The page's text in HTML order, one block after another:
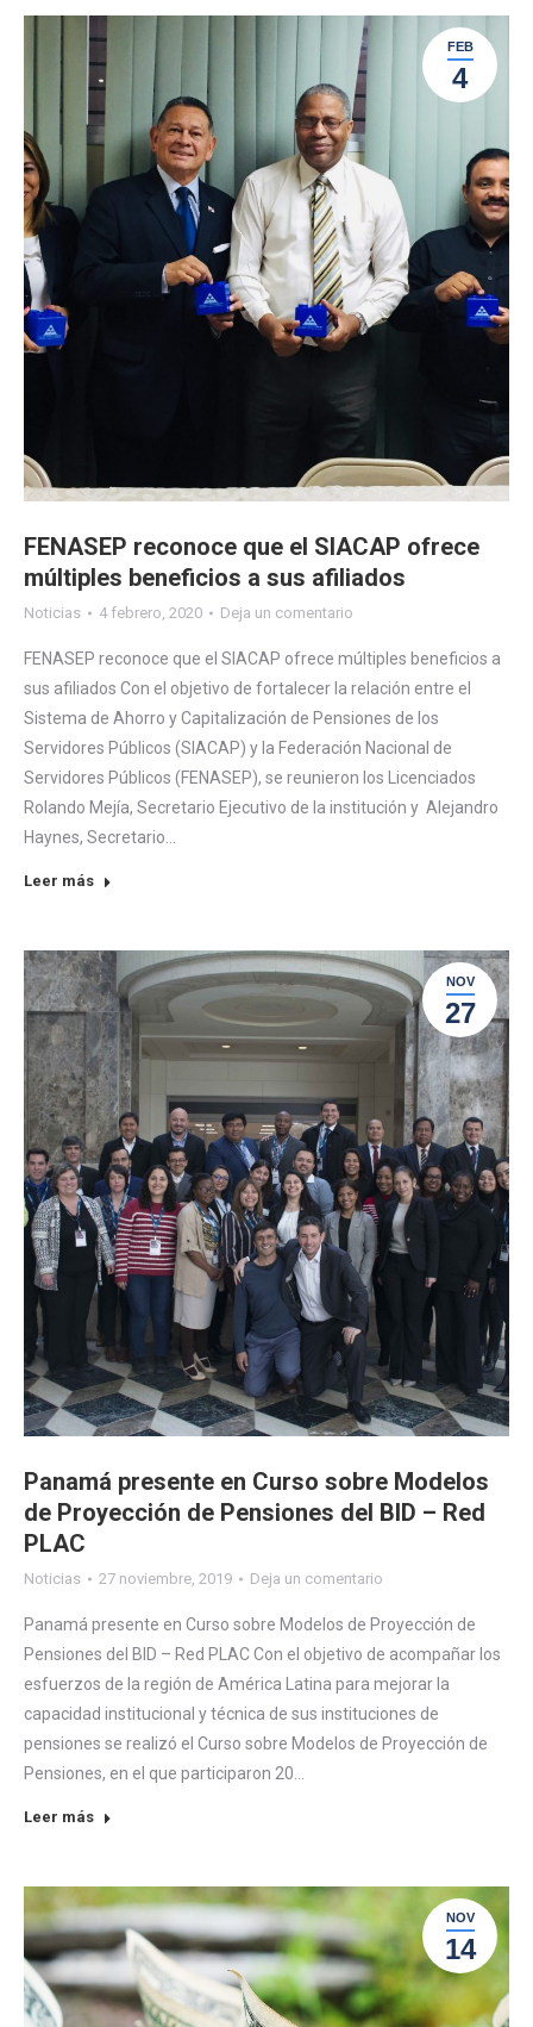
FEB
4
FENASEP reconoce que el SIACAP ofrece
múltiples beneficios a sus afiliados
Noticias 4 febrero, 2020 Deja un comentario
FENASEP reconoce que el SIACAP ofrece múltiples beneficios a
sus afiliados Con el objetivo de fortalecer la relación entre el
Sistema de Ahorro y Capitalización de Pensiones de los
Servidores Públicos (SIACAP) y la Federación Nacional de
Servidores Públicos (FENASEP), se reunieron los Licenciados
Rolando Mejía, Secretario Ejecutivo de la institución y Alejandro
Haynes, Secretario…
Leer más
NOV
27
Panamá presente en Curso sobre Modelos
de Proyección de Pensiones del BID – Red
PLAC
Noticias 27 noviembre, 2019 Deja un comentario
Panamá presente en Curso sobre Modelos de Proyección de
Pensiones del BID – Red PLAC Con el objetivo de acompañar los
esfuerzos de la región de América Latina para mejorar la
capacidad institucional y técnica de sus instituciones de
pensiones se realizó el Curso sobre Modelos de Proyección de
Pensiones, en el que participaron 20…
Leer más
NOV
14